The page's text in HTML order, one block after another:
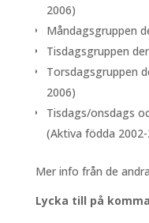
2006)
Måndagsgruppen
Tisdagsgruppen
Torsdagsgruppen
2006)
Tisdags/onsdags
(Aktiva födda
Mer info från de
Lycka till på